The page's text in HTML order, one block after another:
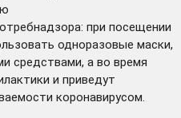
при посещении
одноразовые маски,
средствами, а во время
и приведут
коронавирусом.